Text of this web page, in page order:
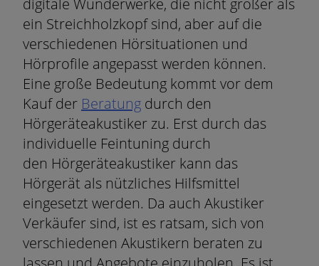
digitale Wunderwerke, die nicht größer als
ein Streichholzkopf sind, aber auf die
verschiedenen Hörsituationen und
Hörprofile angepasst werden können.
Eine große Bedeutung kommt vor dem
Kauf der Beratung durch den
Hörgeräteakustiker zu. Erst durch das
individuelle Feintuning durch
den Hörgeräteakustiker kann das
Hörgerät als nützliches Hilfsmittel
eingesetzt werden. Da auch Akustiker
Verkäufer sind, ist es ratsam, sich von
verschiedenen Akustikern beraten zu